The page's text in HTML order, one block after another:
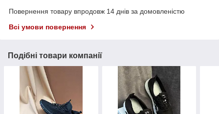
Повернення товару впродовж 14 днів за домовленістю
Всі умови повернення
Подібні товари компанії